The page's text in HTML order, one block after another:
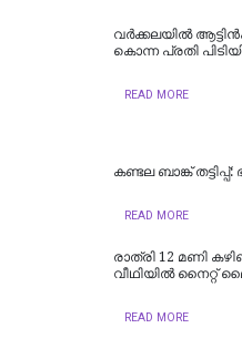
വർക്കലയിൽ
കൊന്ന പ്രതി
READ MORE
കണ്ടല ബാങ്ക്
READ MORE
രാത്രി 12 മണി
വീഥിയിൽ നൈറ്റ്
READ MORE